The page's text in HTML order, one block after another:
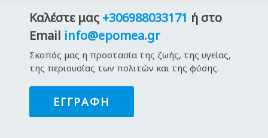
Καλέστε μας +306988033171 ή στο
Email info@epomea.gr
Σκοπός μας η προστασία της ζωής, της υγείας,
της περιουσίας των πολιτών και της φύσης.
ΕΓΓΡΑΦΉ